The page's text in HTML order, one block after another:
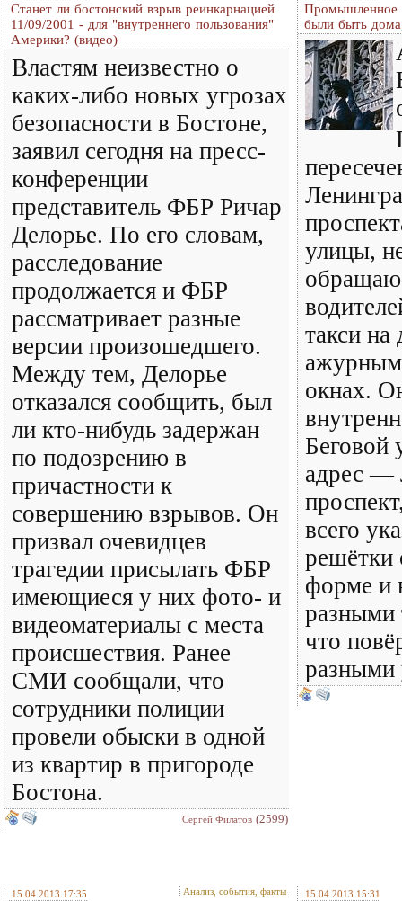
Станет ли бостонский взрыв реинкарнацией
11/09/2001 - для "внутреннего пользования"
Америки? (видео)
Властям неизвестно о
каких-либо новых угрозах
безопасности в Бостоне,
заявил сегодня на пресс-
конференции
представитель ФБР Ричар
Делорье. По его словам,
расследование
продолжается и ФБР
рассматривает разные
версии произошедшего.
Между тем, Делорье
отказался сообщить, был
ли кто-нибудь задержан
по подозрению в
причастности к
совершению взрывов. Он
призвал очевидцев
трагедии присылать ФБР
имеющиеся у них фото- и
видеоматериалы с места
происшествия. Ранее
СМИ сообщали, что
сотрудники полиции
провели обыски в одной
из квартир в пригороде
Бостона.
Сергей Филатов (2599)
Промышленное
были быть
улицы,
такси
окнах.
Беговой
адрес —
всего
решётки
форме и
разными
что
разными
15.04.2013 17:35 Анализ, события, факты 15.04.2013 15:31